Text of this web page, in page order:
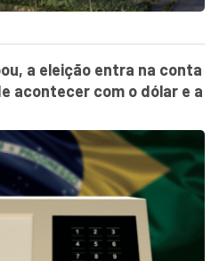
a eleição entra na conta
acontecer com o dólar e a